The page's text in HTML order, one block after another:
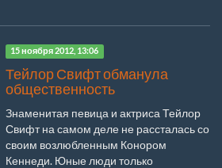
15 ноября 2012, 13:06
Тейлор Свифт обманула
общественность
Знаменитая певица и актриса Тейлор
Свифт на самом деле не рассталась со
своим возлюбленным Конором
Кеннеди. Юные люди только